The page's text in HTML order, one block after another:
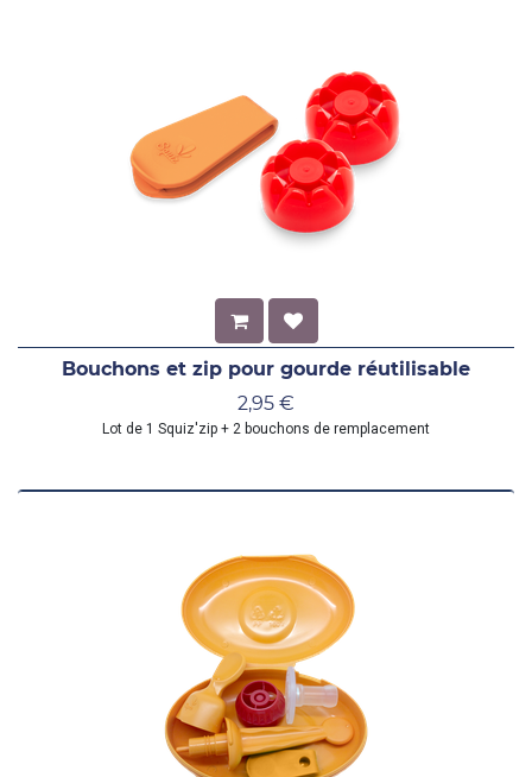
Bouchons et zip pour gourde réutilisable
2,95 €
Lot de 1 Squiz'zip + 2 bouchons de remplacement